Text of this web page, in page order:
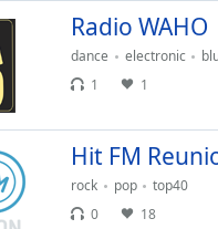
Radio WAHO
dance electronic
1
1
Hit FM
rock pop
top40
0
18